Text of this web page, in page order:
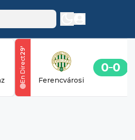
Ferencvárosi
0 0
29
'
En Direct